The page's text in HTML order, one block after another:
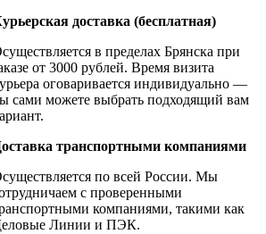
доставка (бесплатная)
в пределах Брянска при
от 3000 рублей. Время визита
оговаривается индивидуально —
сами можете выбрать подходящий вам
транспортными компаниями
по всей России. Мы
с проверенными
компаниями, такими как
Линии и ПЭК.